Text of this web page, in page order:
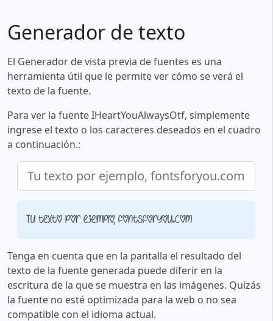
Generador de texto
El Generador de vista previa de fuentes es una
herramienta útil que le permite ver cómo se verá el
texto de la fuente.
Para ver la fuente IHeartYouAlwaysOtf, simplemente
ingrese el texto o los caracteres deseados en el cuadro
a continuación.:
Tu texto por ejemplo, fontsforyou.com
Tenga en cuenta que en la pantalla el resultado del
texto de la fuente generada puede diferir en la
escritura de la que se muestra en las imágenes. Quizás
la fuente no esté optimizada para la web o no sea
compatible con el idioma actual.